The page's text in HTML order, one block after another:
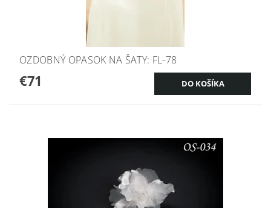
OZDOBNÝ OPASOK NA ŠATY: FL-78
€71